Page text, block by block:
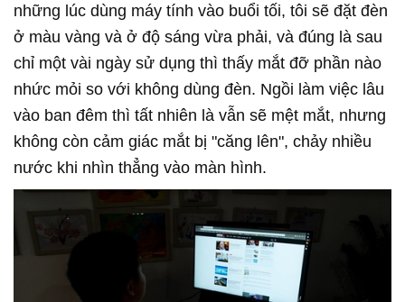
những lúc dùng máy tính vào buổi tối, tôi sẽ đặt đèn
ở màu vàng và ở độ sáng vừa phải, và đúng là sau
chỉ một vài ngày sử dụng thì thấy mắt đỡ phần nào
nhức mỏi so với không dùng đèn. Ngồi làm việc lâu
vào ban đêm thì tất nhiên là vẫn sẽ mệt mắt, nhưng
không còn cảm giác mắt bị "căng lên", chảy nhiều
nước khi nhìn thẳng vào màn hình.